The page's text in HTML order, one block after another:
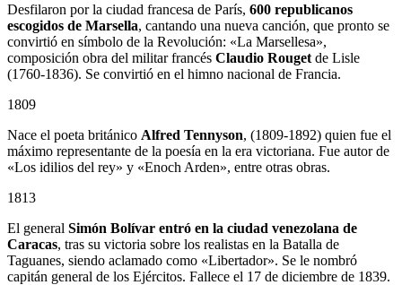
Desfilaron por la ciudad francesa de París, 600 republicanos
escogidos de Marsella, cantando una nueva canción, que pronto se
convirtió en símbolo de la Revolución: «La Marsellesa»,
composición obra del militar francés Claudio Rouget de Lisle
(1760-1836). Se convirtió en el himno nacional de Francia.
1809
Nace el poeta británico Alfred Tennyson, (1809-1892) quien fue el
máximo representante de la poesía en la era victoriana. Fue autor de
«Los idilios del rey» y «Enoch Arden», entre otras obras.
1813
El general Simón Bolívar entró en la ciudad venezolana de
Caracas, tras su victoria sobre los realistas en la Batalla de
Taguanes, siendo aclamado como «Libertador». Se le nombró
capitán general de los Ejércitos. Fallece el 17 de diciembre de 1839.